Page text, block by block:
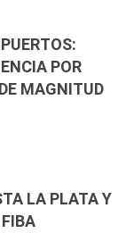
POR
MAGNITUD
LA PLATA Y